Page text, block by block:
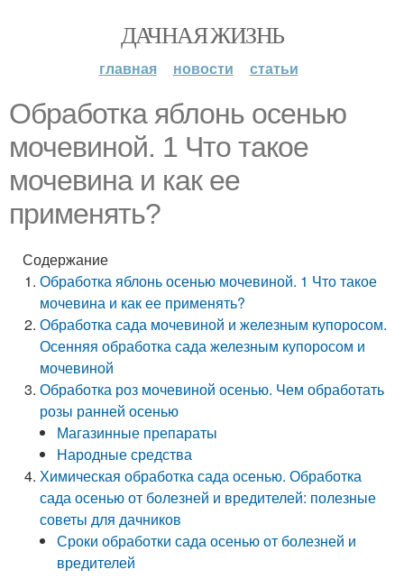
ДАЧНАЯ ЖИЗНЬ
главная новости статьи
Обработка яблонь осенью
мочевиной. 1 Что такое
мочевина и как ее
применять?
Содержание
Обработка яблонь осенью мочевиной. 1 Что такое
мочевина и как ее применять?
Обработка сада мочевиной и железным купоросом.
Осенняя обработка сада железным купоросом и
мочевиной
Обработка роз мочевиной осенью. Чем обработать
розы ранней осенью
Магазинные препараты
Народные средства
Химическая обработка сада осенью. Обработка
сада осенью от болезней и вредителей: полезные
советы для дачников
Сроки обработки сада осенью от болезней и
вредителей